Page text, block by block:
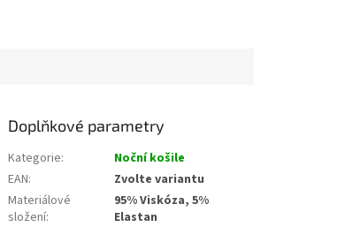
Doplňkové parametry
Kategorie:
Noční košile
EAN:
Zvolte variantu
Materiálové
složení:
95% Viskóza, 5%
Elastan